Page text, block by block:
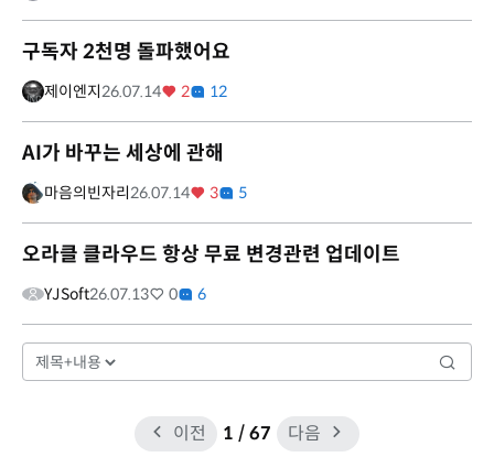
구독자 2천명 돌파했어요
제이엔지26.07.14 2 12
AI가 바꾸는 세상에 관해
마음의빈자리26.07.14 3 5
오라클 클라우드 항상 무료 변경관련 업데이트
YJSoft26.07.13 0 6
이전 1 / 67 다음